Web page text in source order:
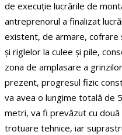
de execuție lucrările de
antreprenorul a finalizat
existent, de armare,
și riglelor la culee și pile,
zona de amplasare a
prezent, progresul fizic
va avea o lungime totală de
metri, va fi prevăzut cu
trotuare tehnice, iar